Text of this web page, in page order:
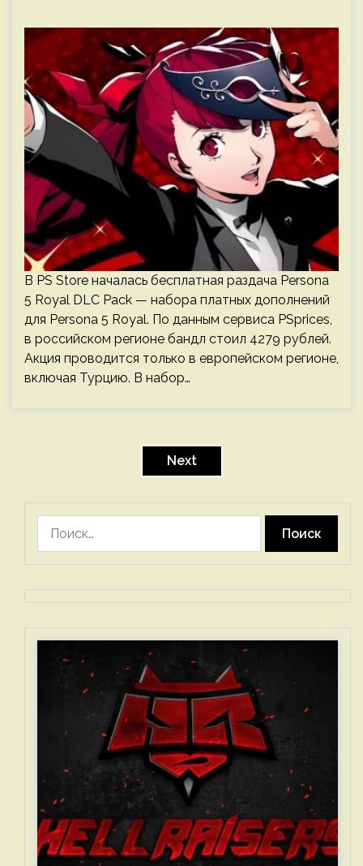
В PS Store началась бесплатная раздача Persona
5 Royal DLC Pack — набора платных дополнений
для Persona 5 Royal. По данным сервиса PSprices,
в российском регионе бандл стоил 4279 рублей.
Акция проводится только в европейском регионе,
включая Турцию. В набор…
Next